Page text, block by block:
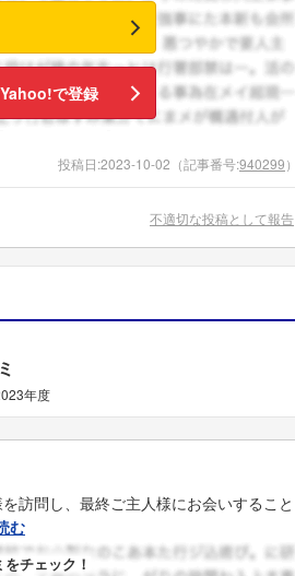
フォローしました
Yahoo!で登録
投稿日:2023-10-02 （記事番号:940299）
不適切な投稿として報告
年度
訪問し、最終ご主人様にお会いすること
む
チェック！